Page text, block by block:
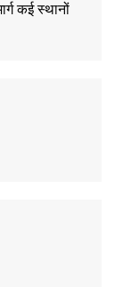
कई स्थानों